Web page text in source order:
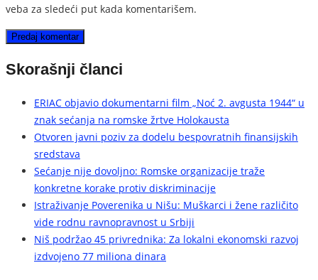
veba za sledeći put kada komentarišem.
Skorašnji članci
ERIAC objavio dokumentarni film „Noć 2. avgusta 1944“ u
znak sećanja na romske žrtve Holokausta
Otvoren javni poziv za dodelu bespovratnih finansijskih
sredstava
Sećanje nije dovoljno: Romske organizacije traže
konkretne korake protiv diskriminacije
Istraživanje Poverenika u Nišu: Muškarci i žene različito
vide rodnu ravnopravnost u Srbiji
Niš podržao 45 privrednika: Za lokalni ekonomski razvoj
izdvojeno 77 miliona dinara